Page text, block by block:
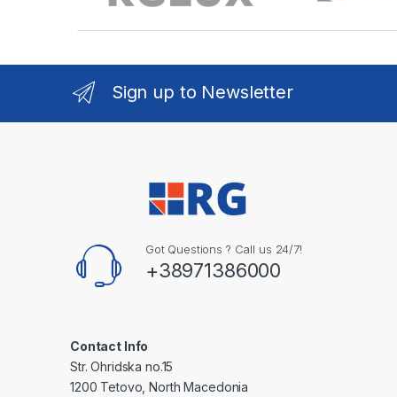
Sign up to Newsletter
Got Questions ? Call us 24/7!
+38971386000
Contact Info
Str. Ohridska no.15
1200 Tetovo, North Macedonia